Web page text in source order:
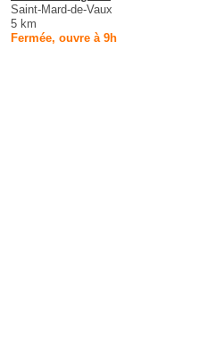
Saint-Mard-de-Vaux
5 km
Fermée, ouvre à 9h